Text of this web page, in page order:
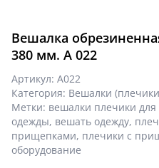
Вешалка
380 мм. A 022
Артикул: A022
Категория: Вешалки
Метки: вешалки плечики для
одежды, вешать одежду,
прищепками, плечики с
оборудование